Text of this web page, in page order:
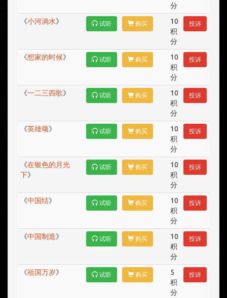
分
《小河淌水》 试听 购买
10
积
分
投诉
《想家的时候》 试听 购买
10
积
分
投诉
《一二三四歌》 试听 购买
10
积
分
投诉
《英雄颂》 试听 购买
10
积
分
投诉
《在银色的月光
下》
试听 购买
10
积
分
投诉
《中国结》 试听 购买
10
积
分
投诉
《中国制造》 试听 购买
10
积
分
投诉
《祖国万岁》 试听 购买
5
积
分
投诉